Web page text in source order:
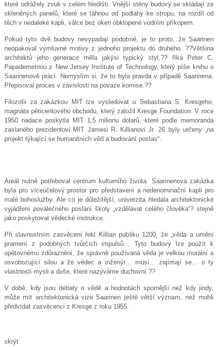
které odrážely zvuk v celém hledišti. Vnější stěny budovy se skládají ze
skleněných panelů, které se táhnou od podlahy ke stropu, na rozdíl od
těch v nedaleké kapli, válce bez oken obklopené vodním příkopem.
Pokud tyto dvě budovy nevypadají podobně, je to proto, že Saarinen
neopakoval výmluvné motivy z jednoho projektu do druhého. ??Většina
architektů jeho generace měla jakýsi typický styl,?? říká Peter C.
Papademetriou z New Jersey Institute of Technology, který píše knihu o
Saarinenově práci. Nemyslím si, že to byla pravda v případě Saarinena.
Přepisoval proces v závislosti na povaze komise.??
Filozofii za zakázkou MIT lze vysledovat u Sebastiana S. Kresgeho,
magnáta pěticentového obchodu, který založil Kresge Foundation. V roce
1950 nadace poskytla MIT 1,5 milionu dolarů, které podle memoranda
zaslaného prezidentovi MIT Jamesi R. Killianovi Jr. 26 byly určeny „na
projekt týkající se humanitních věd a budování postav“.
Areál nutně potřeboval centrum kulturního života. Saarinenova zakázka
byla pro víceúčelový prostor pro představení a nedenominační kapli pro
malé bohoslužby. Ale co je důležitější, univerzita hledala architektonické
vyjádření poválečného poslání školy „vzdělávat celého člověka“? stejně
jako poskytovat vědecké instrukce.
Při slavnostním zasvěcení řekl Killian publiku 1200, že „věda a umění
pramení z podobných tvůrčích impulsů… Tyto budovy lze použít k
opětovnému zdůraznění, že správně používaná věda je velkou morální a
osvobozující silou a že vědec a inženýr… musí… zajímají se… o ty
vlastnosti mysli a duše, které nazýváme duchovní.??
V době, kdy jsou debaty o vědě a hodnotách spornější než kdy jindy,
může mít architektonická vize Saarinen ještě větší význam, než mohli
předvídat zasvěcenci z Kresge z roku 1955.
skrýt